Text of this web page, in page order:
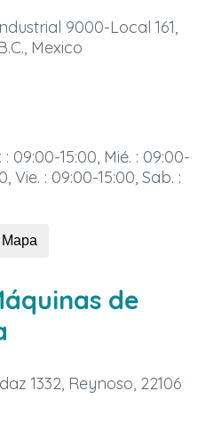
9000-Local 161,
Mexico
09:00-15:00, Mié. : 09:00-
Vie. : 09:00-15:00, Sab. :
de
1332, Reynoso, 22106